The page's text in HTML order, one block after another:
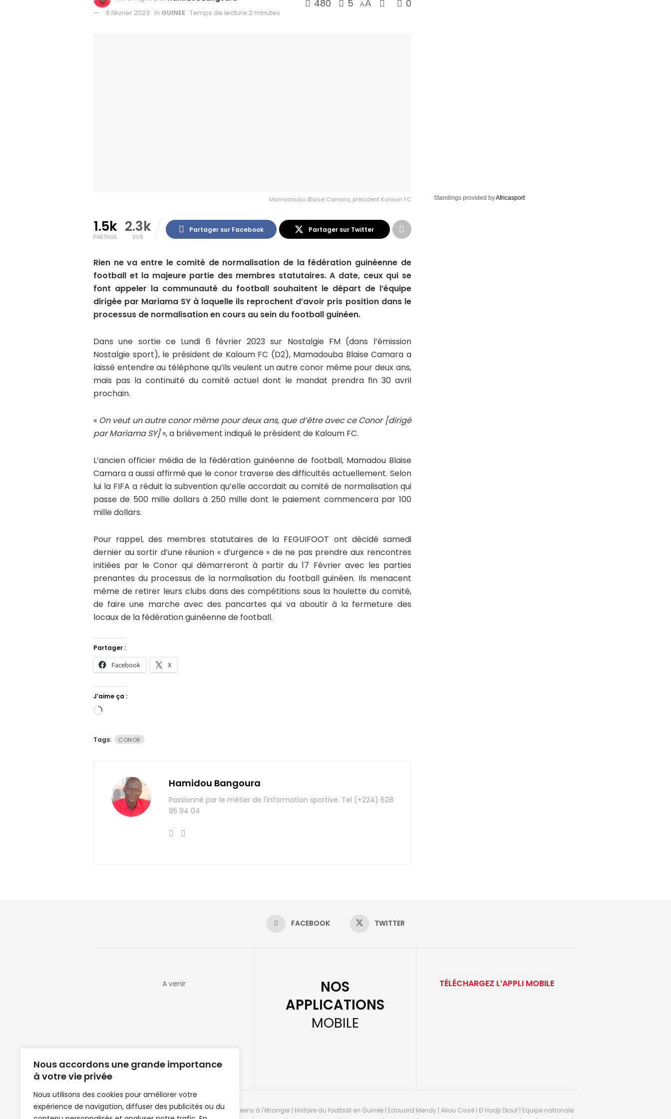
Nous accordons une grande importance
à votre vie privée
Nous utilisons des cookies pour améliorer votre
expérience de navigation, diffuser des publicités ou du
6 février 2023 in GUINEE Temps de lecture:2 minutes
480 5 AA 0
Mamadouba Blaise Camara, président Kaloum FC
1.5k
PARTAGE
2.3k
VUS
Partager sur Facebook Partager sur Twitter
Rien ne va entre le comité de normalisation de la fédération guinéenne de
football et la majeure partie des membres statutaires. A date, ceux qui se
font appeler la communauté du football souhaitent le départ de l’équipe
dirigée par Mariama SY à laquelle ils reprochent d’avoir pris position dans le
processus de normalisation en cours au sein du football guinéen.
Dans une sortie ce Lundi 6 février 2023 sur Nostalgie FM (dans l’émission
Nostalgie sport), le président de Kaloum FC (D2), Mamadouba Blaise Camara a
laissé entendre au téléphone qu’ils veulent un autre conor même pour deux ans,
mais pas la continuité du comité actuel dont le mandat prendra fin 30 avril
prochain.
« On veut un autre conor même pour deux ans, que d’être avec ce Conor [dirigé
par Mariama SY]», a brièvement indiqué le président de Kaloum FC.
L’ancien officier média de la fédération guinéenne de football, Mamadou Blaise
Camara a aussi affirmé que le conor traverse des difficultés actuellement. Selon
lui la FIFA a réduit la subvention qu’elle accordait au comité de normalisation qui
passe de 500 mille dollars à 250 mille dont le paiement commencera par 100
mille dollars.
Pour rappel, des membres statutaires de la FEGUIFOOT ont décidé samedi
dernier au sortir d’une réunion « d’urgence » de ne pas prendre aux rencontres
initiées par le Conor qui démarreront à partir du 17 Février avec les parties
prenantes du processus de la normalisation du football guinéen. Ils menacent
même de retirer leurs clubs dans des compétitions sous la houlette du comité,
de faire une marche avec des pancartes qui va aboutir à la fermeture des
locaux de la fédération guinéenne de football.
Partager :
Facebook X
J’aime ça :
Chargement…
Tags: CONOR
Hamidou Bangoura
Passionné par le métier de l'information sportive. Tel (+224) 628
95 94 04
Standings provided byAfricasport
FACEBOOK TWITTER
A venir
NOS
APPLICATIONS
MOBILE
TÉLÉCHARGEZ L’APPLI MOBILE
Clubs de football en Guinée | Footballeurs guinéens à l'étranger | Histoire du football en Guinée | Edouard Mendy | Aliou Cissé | El Hadji Diouf | Equipe nationale